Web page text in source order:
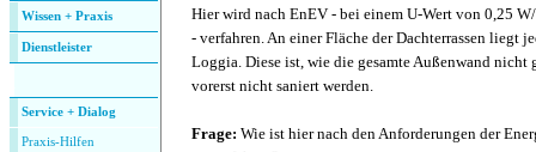
Wissen + Praxis
Dienstleister
Service + Dialog
Praxis-Hilfen
Hier wird nach EnEV - bei einem U-Wert von 0,25
- verfahren. An einer Fläche der Dachterrassen liegt
Loggia. Diese ist, wie die gesamte Außenwand nicht
vorerst nicht saniert werden.
Frage: Wie ist hier nach den Anforderungen der